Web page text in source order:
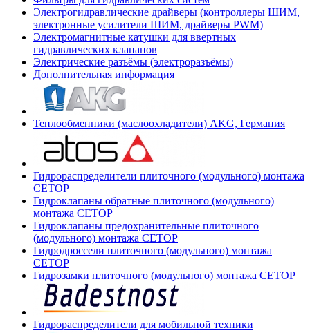
Электрогидравлические драйверы (контроллеры ШИМ,
электронные усилители ШИМ, драйверы PWM)
Электромагнитные катушки для ввертных
гидравлических клапанов
Электрические разъёмы (электроразъёмы)
Дополнительная информация
Теплообменники (маслоохладители) AKG, Германия
Гидрораспределители плиточного (модульного) монтажа
СЕТОР
Гидроклапаны обратные плиточного (модульного)
монтажа CETOP
Гидроклапаны предохранительные плиточного
(модульного) монтажа CETOP
Гидродроссели плиточного (модульного) монтажа
CETOP
Гидрозамки плиточного (модульного) монтажа CETOP
Гидрораспределители для мобильной техники